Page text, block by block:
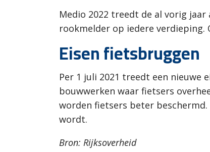
Medio 2022 treedt de al vorig
rookmelder op iedere verdieping.
Eisen fietsbruggen
Per 1 juli 2021 treedt een nieuwe
bouwwerken waar fietsers
worden fietsers beter
wordt.
Bron: Rijksoverheid